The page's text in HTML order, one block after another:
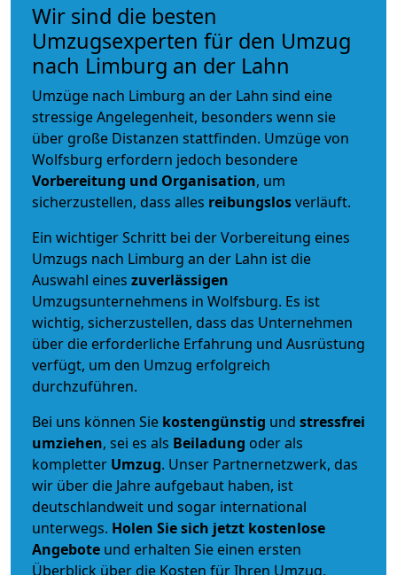
Wir sind die besten
Umzugsexperten für den Umzug
nach Limburg an der Lahn
Umzüge nach Limburg an der Lahn sind eine
stressige Angelegenheit, besonders wenn sie
über große Distanzen stattfinden. Umzüge von
Wolfsburg erfordern jedoch besondere
Vorbereitung und Organisation, um
sicherzustellen, dass alles reibungslosverläuft.
Ein wichtiger Schritt bei der Vorbereitung eines
Umzugs nach Limburg an der Lahn ist die
Auswahl eines zuverlässigen
Umzugsunternehmens in Wolfsburg. Es ist
wichtig, sicherzustellen, dass das Unternehmen
über die erforderliche Erfahrung und Ausrüstung
verfügt, um den Umzug erfolgreich
durchzuführen.
Bei uns können Sie kostengünstig und stressfrei
umziehen, sei es als Beiladung oder als
kompletter Umzug. Unser Partnernetzwerk, das
wir über die Jahre aufgebaut haben, ist
deutschlandweit und sogar international
unterwegs. Holen Sie sich jetzt kostenlose
Angebote und erhalten Sie einen ersten
Überblick über die Kosten für Ihren Umzug.